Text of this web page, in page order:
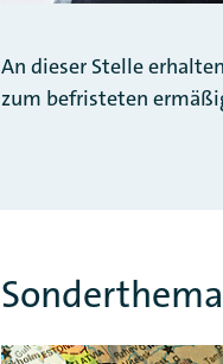
An dieser Stelle
zum befristeten